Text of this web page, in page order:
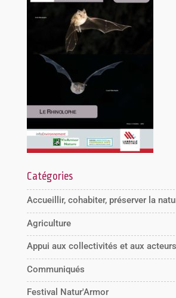
Catégories
Accueillir, cohabiter, préserver la
Agriculture
Appui aux collectivités et aux
Communiqués
Festival Natur'Armor